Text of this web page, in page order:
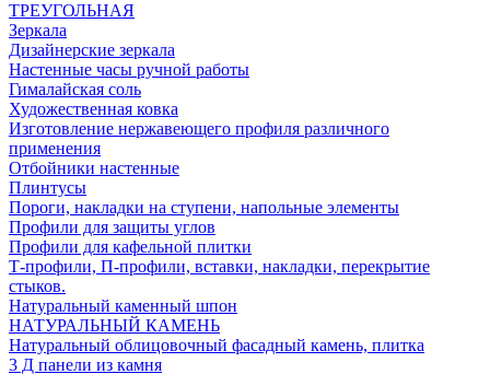
ТРЕУГОЛЬНАЯ
Зеркала
Дизайнерские зеркала
Настенные часы ручной работы
Гималайская соль
Художественная ковка
Изготовление нержавеющего профиля различного
применения
Отбойники настенные
Плинтусы
Пороги, накладки на ступени, напольные элементы
Профили для защиты углов
Профили для кафельной плитки
Т-профили, П-профили, вставки, накладки, перекрытие
стыков.
Натуральный каменный шпон
НАТУРАЛЬНЫЙ КАМЕНЬ
Натуральный облицовочный фасадный камень, плитка
3 Д панели из камня